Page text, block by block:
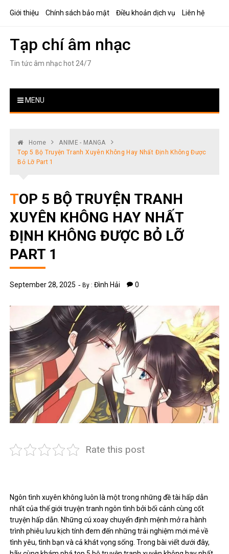
Giới thiệu Chính sách bảo mật Điều khoản dịch vụ Liên hệ
Tạp chí âm nhạc
Tin tức âm nhạc hot 24/7
MENU
Home
ANIME - MANGA
Top 5 Bộ Truyện Tranh Xuyên Không Hay Nhất Định Không Được
Bỏ Lỡ Part 1
TOP 5 BỘ TRUYỆN TRANH
XUYÊN KHÔNG HAY NHẤT
ĐỊNH KHÔNG ĐƯỢC BỎ LỠ
PART 1
September 28, 2025 By :Đình Hải 0
Rate this post
Ngôn tình xuyên không luôn là một trong những đề tài hấp dẫn
nhất của thế giới truyện tranh ngôn tình bởi bối cảnh cùng cốt
truyện hấp dẫn. Những cú xoay chuyển định mệnh mở ra hành
trình phiêu lưu kịch tính đem đến những trải nghiệm mới mẻ về
tình yêu, tình bạn và cả khát vọng sống. Trong bài viết dưới đây,